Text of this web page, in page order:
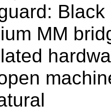
Black
MM